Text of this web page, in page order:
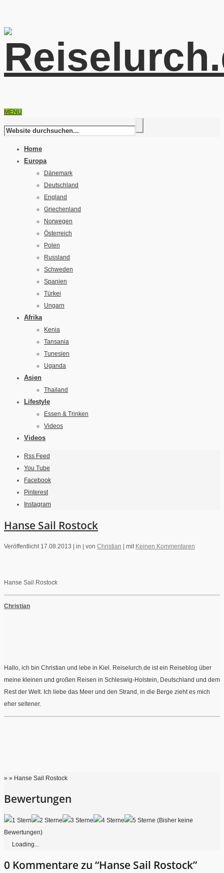
MENU
Home
Europa
Dänemark
Deutschland
England
Griechenland
Norwegen
Österreich
Polen
Russland
Schweden
Spanien
Türkei
Ungarn
Afrika
Kenia
Tansania
Tunesien
Uganda
Asien
Thailand
Lifestyle
Essen & Trinken
Videos
Videos
Rss Feed
You Tube
Facebook
Pinterest
Instagram
Hanse Sail Rostock
Veröffentlicht 17.08.2013 | in | von Christian mit Keinen Kommentaren
Hanse Sail Rostock
Christian
Hallo, ich bin Christian und lebe in Kiel. Reiselurch.de ist ein Reiseblog über
meine kleinen und großen Reisen in Schleswig-Holstein, Deutschland und dem
Rest der Welt. Ich liebe das Meer und den Strand, in die Berge zieht es mich
eher seltener.
» » Hanse Sail Rostock
Bewertungen
(Bisher keine
Bewertungen)
Loading...
0 Kommentare zu “Hanse Sail Rostock”